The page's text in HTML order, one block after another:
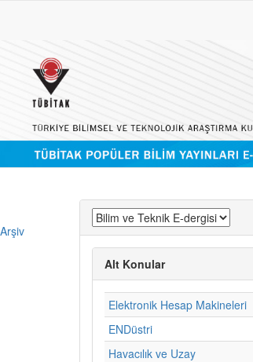
Alt Konular
Elektronik Hesap Makineleri
ENDüstri
Havacılık ve Uzay